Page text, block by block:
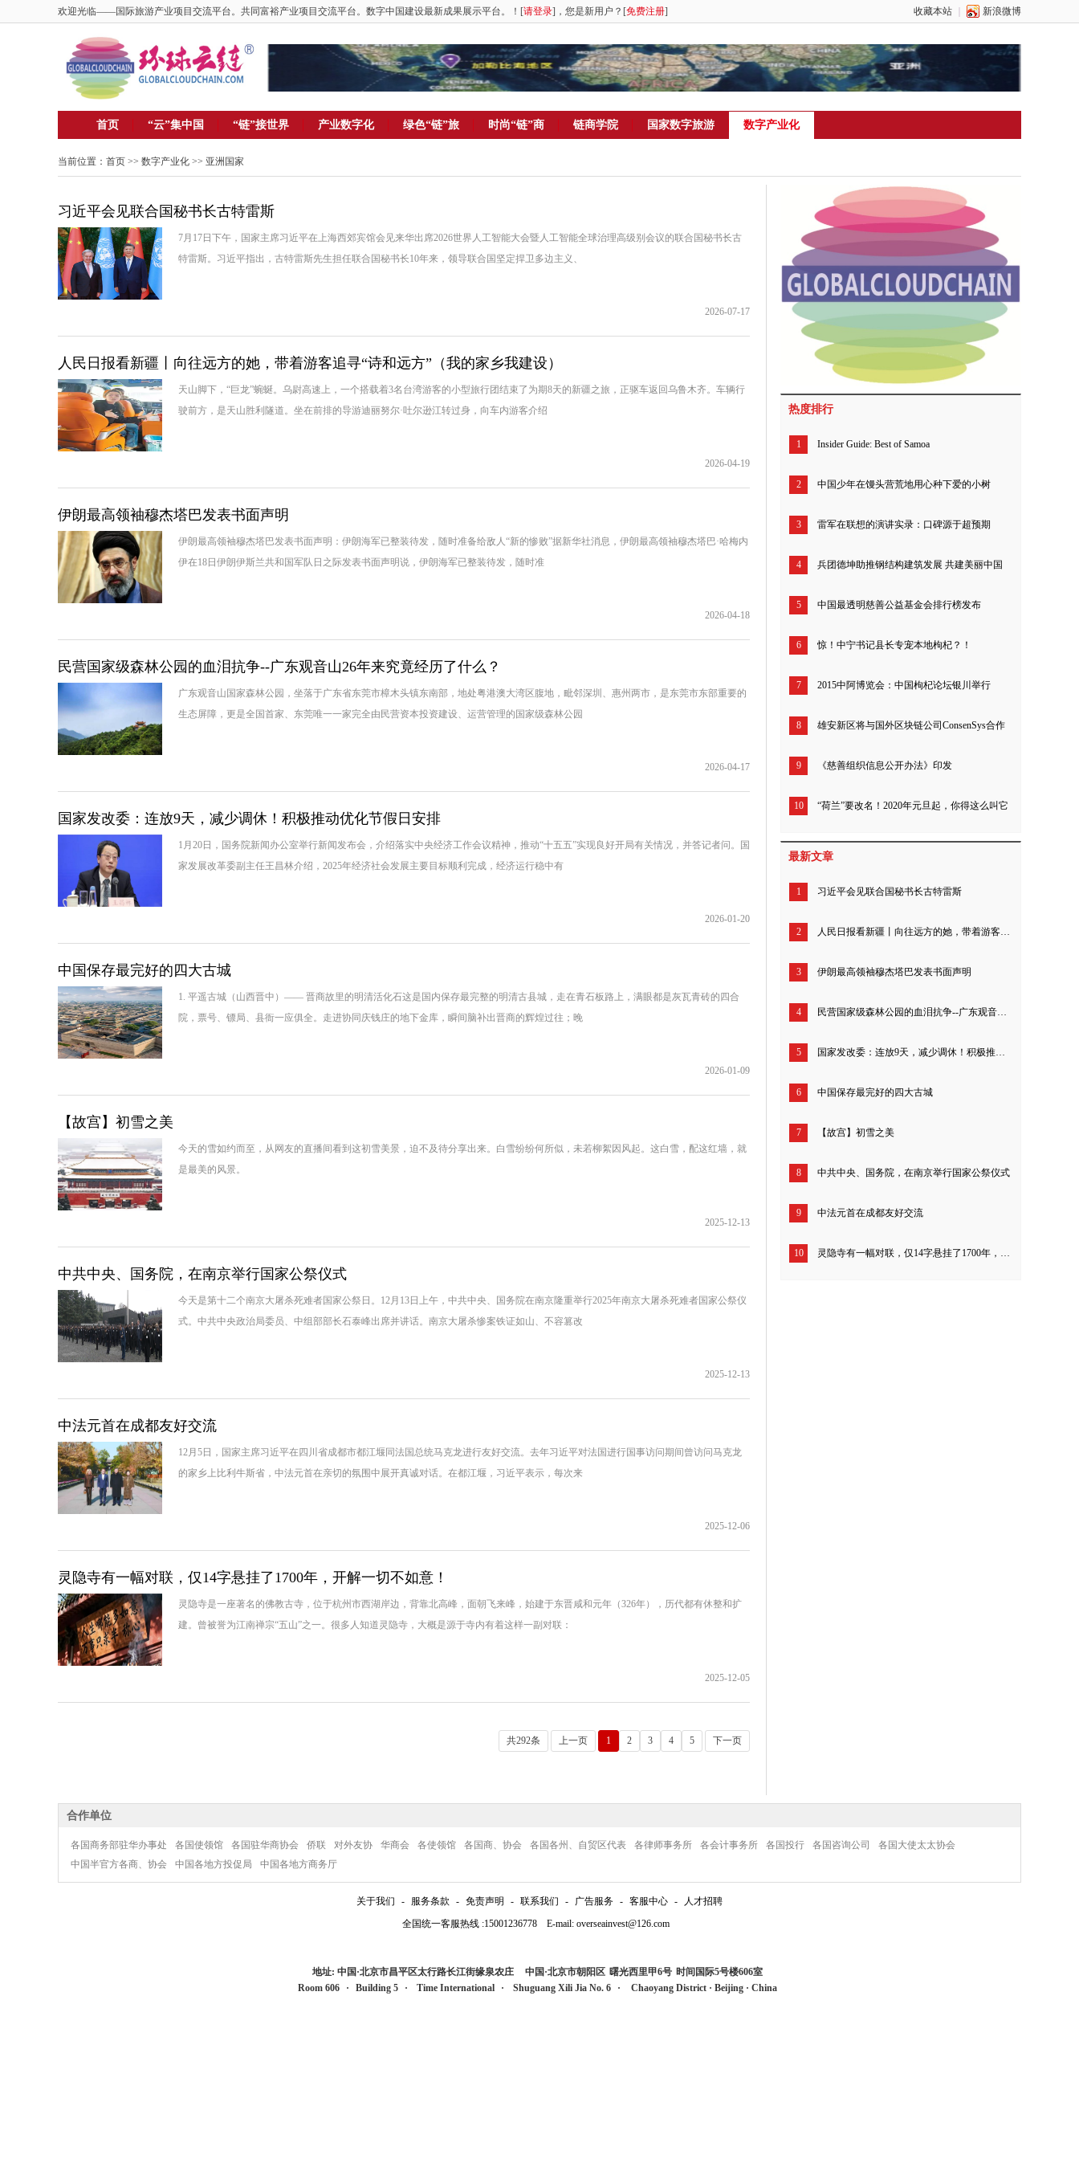
欢迎光临——国际旅游产业项目交流平台。共同富裕产业项目交流平台。数字中国建设最新成果展示平台。！[请登录]，您是新用户？[免费注册] 收藏本站 新浪微博
首页 “云”集中国 “链”接世界 产业数字化 绿色“链”旅 时尚“链”商 链商学院 国家数字旅游 数字产业化
当前位置： 首页 >> 数字产业化 >> 亚洲国家
习近平会见联合国秘书长古特雷斯
7月17日下午，国家主席习近平在上海西郊宾馆会见来华出席2026世界人工智能大会暨人工智能全球治理高级别会议的联合国秘书长古
特雷斯。习近平指出，古特雷斯先生担任联合国秘书长10年来，领导联合国坚定捍卫多边主义、
2026-07-17
人民日报看新疆丨向往远方的她，带着游客追寻“诗和远方”（我的家乡我建设）
天山脚下，“巨龙”蜿蜒。乌尉高速上，一个搭载着3名台湾游客的小型旅行团结束了为期8天的新疆之旅，正驱车返回乌鲁木齐。车辆行
驶前方，是天山胜利隧道。坐在前排的导游迪丽努尔·吐尔逊江转过身，向车内游客介绍
2026-04-19
伊朗最高领袖穆杰塔巴发表书面声明
伊朗最高领袖穆杰塔巴发表书面声明：伊朗海军已整装待发，随时准备给敌人“新的惨败”据新华社消息，伊朗最高领袖穆杰塔巴·哈梅内
伊在18日伊朗伊斯兰共和国军队日之际发表书面声明说，伊朗海军已整装待发，随时准
2026-04-18
民营国家级森林公园的血泪抗争--广东观音山26年来究竟经历了什么？
广东观音山国家森林公园，坐落于广东省东莞市樟木头镇东南部，地处粤港澳大湾区腹地，毗邻深圳、惠州两市，是东莞市东部重要的
生态屏障，更是全国首家、东莞唯一一家完全由民营资本投资建设、运营管理的国家级森林公园
2026-04-17
国家发改委：连放9天，减少调休！积极推动优化节假日安排
1月20日，国务院新闻办公室举行新闻发布会，介绍落实中央经济工作会议精神，推动“十五五”实现良好开局有关情况，并答记者问。国
家发展改革委副主任王昌林介绍，2025年经济社会发展主要目标顺利完成，经济运行稳中有
2026-01-20
中国保存最完好的四大古城
1. 平遥古城（山西晋中）—— 晋商故里的明清活化石这是国内保存最完整的明清古县城，走在青石板路上，满眼都是灰瓦青砖的四合
院，票号、镖局、县衙一应俱全。走进协同庆钱庄的地下金库，瞬间脑补出晋商的辉煌过往；晚
2026-01-09
【故宫】初雪之美
今天的雪如约而至，从网友的直播间看到这初雪美景，迫不及待分享出来。白雪纷纷何所似，未若柳絮因风起。这白雪，配这红墙，就
是最美的风景。
2025-12-13
中共中央、国务院，在南京举行国家公祭仪式
今天是第十二个南京大屠杀死难者国家公祭日。12月13日上午，中共中央、国务院在南京隆重举行2025年南京大屠杀死难者国家公祭仪
式。中共中央政治局委员、中组部部长石泰峰出席并讲话。南京大屠杀惨案铁证如山、不容篡改
2025-12-13
中法元首在成都友好交流
12月5日，国家主席习近平在四川省成都市都江堰同法国总统马克龙进行友好交流。去年习近平对法国进行国事访问期间曾访问马克龙
的家乡上比利牛斯省，中法元首在亲切的氛围中展开真诚对话。在都江堰，习近平表示，每次来
2025-12-06
灵隐寺有一幅对联，仅14字悬挂了1700年，开解一切不如意！
灵隐寺是一座著名的佛教古寺，位于杭州市西湖岸边，背靠北高峰，面朝飞来峰，始建于东晋咸和元年（326年），历代都有休整和扩
建。曾被誉为江南禅宗“五山”之一。很多人知道灵隐寺，大概是源于寺内有着这样一副对联：
2025-12-05
共292条 上一页 1 2 3 4 5 下一页
热度排行
1 Insider Guide: Best of Samoa
2 中国少年在馒头营荒地用心种下爱的小树
3 雷军在联想的演讲实录：口碑源于超预期
4 兵团德坤助推钢结构建筑发展 共建美丽中国
5 中国最透明慈善公益基金会排行榜发布
6 惊！中宁书记县长专宠本地枸杞？！
7 2015中阿博览会：中国枸杞论坛银川举行
8 雄安新区将与国外区块链公司ConsenSys合作
9 《慈善组织信息公开办法》印发
10 “荷兰”要改名！2020年元旦起，你得这么叫它
最新文章
1 习近平会见联合国秘书长古特雷斯
2 人民日报看新疆丨向往远方的她，带着游客追寻“诗和远方”（我的家乡我建设）
3 伊朗最高领袖穆杰塔巴发表书面声明
4 民营国家级森林公园的血泪抗争--广东观音山26年来究竟经历了什么？
5 国家发改委：连放9天，减少调休！积极推动优化节假日安排
6 中国保存最完好的四大古城
7 【故宫】初雪之美
8 中共中央、国务院，在南京举行国家公祭仪式
9 中法元首在成都友好交流
10 灵隐寺有一幅对联，仅14字悬挂了1700年，开解一切不如意！
合作单位
各国商务部驻华办事处 各国使领馆 各国驻华商协会 侨联 对外友协 华商会 各使领馆 各国商、协会 各国各州、自贸区代表 各律师事务所 各会计事务所 各国投行 各国咨询公司
各国大使太太协会
中国半官方各商、协会
中国各地方投促局 中国各地方商务厅
关于我们 - 服务条款 - 免责声明 - 联系我们 - 广告服务 - 客服中心 -
人才招聘
全国统一客服热线 :15001236778 E-mail: overseainvest@126.com
地址: 中国·北京市昌平区太行路长江街缘泉农庄 中国·北京市朝阳区 曙光西里甲6号 时间国际5号楼606室
Room 606
· Building 5 · Time International · Shuguang Xili Jia No. 6 · Chaoyang District · Beijing · China